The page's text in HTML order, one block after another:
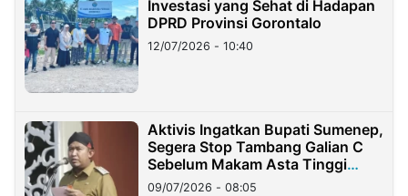
Investasi yang Sehat di Hadapan
DPRD Provinsi Gorontalo
12/07/2026 - 10:40
Aktivis Ingatkan Bupati Sumenep,
Segera Stop Tambang Galian C
Sebelum Makam Asta Tinggi
Longsor
09/07/2026 - 08:05